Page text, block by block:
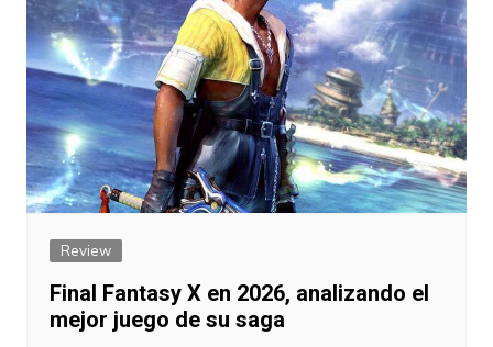
Review
Final Fantasy X en 2026, analizando el
mejor juego de su saga